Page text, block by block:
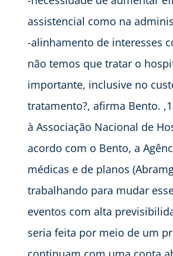
assistencial como na
-alinhamento de interesses
não temos que tratar o
importante, inclusive no
tratamento?, afirma Bento.
à Associação Nacional de
acordo com o Bento, a
médicas e de planos
trabalhando para mudar
eventos com alta
seria feita por meio de um